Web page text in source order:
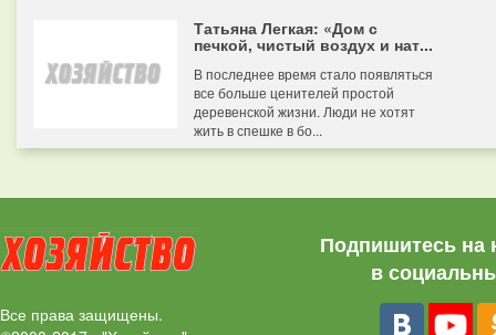
Татьяна Легкая: «Дом с
печкой, чистый воздух и нат...
В последнее время стало появляться
все больше ценителей простой
деревенской жизни. Люди не хотят
жить в спешке в бо...
Все права защищены.
Подпишитесь на
в